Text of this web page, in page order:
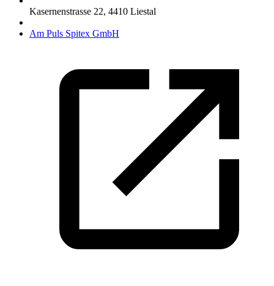
Kasernenstrasse 22, 4410 Liestal
Am Puls Spitex GmbH